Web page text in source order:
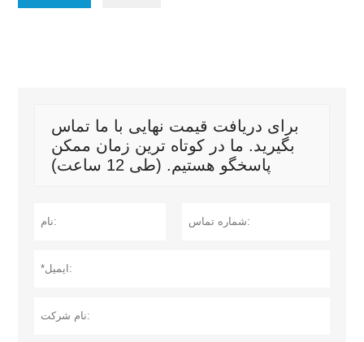
برای دریافت قیمت نهایی با ما تماس
بگیرید. ما در کوتاه ترین زمان ممکن
پاسخگو هستیم. (طی 12 ساعت)